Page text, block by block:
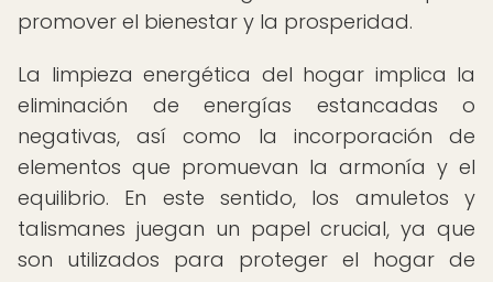
promover el bienestar y la prosperidad.
La limpieza energética del hogar implica la
eliminación de energías estancadas o
negativas, así como la incorporación de
elementos que promuevan la armonía y el
equilibrio. En este sentido, los amuletos y
talismanes juegan un papel crucial, ya que
son utilizados para proteger el hogar de